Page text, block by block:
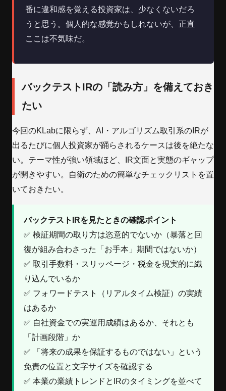
番に違和感を覚える投資家は、少なくないだろ
うと思う。個人的な感覚かもしれないが、正直
ここは不気味だ。
バックテストIRの「読み方」を備えておき
たい
今回のKLabに限らず、AI・アルゴリズム取引系のIRが
出るたびに個人投資家が踊らされるケースは後を絶たな
い。テーマ性が強い領域ほど、IR文面と実態のギャップ
が開きやすい。自衛のための簡単なチェックリストを置
いておきたい。
バックテストIRを見たときの確認ポイント
✅ 検証期間の取り方は恣意的でないか（暴落と回
復が組み合わさった「お手本」期間ではないか）
✅ 取引手数料・スリッページ・税金を現実的に織
り込んでいるか
✅ フォワードテスト（リアルタイム検証）の実績
はあるか
✅ 自社資金での実運用成績はあるか、それとも
「計画段階」か
✅ 「将来の成果を保証するものではない」という
免責の位置と文字サイズを確認する
✅ 本業の業績トレンドとIRのタイミングを並べて